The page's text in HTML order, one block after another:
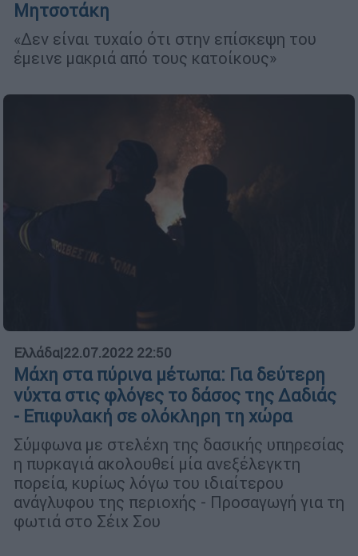
Μητσοτάκη
«Δεν είναι τυχαίο ότι στην επίσκεψη του
έμεινε μακριά από τους κατοίκους»
Ελλάδα|22.07.2022 22:50
Mάχη στα πύρινα μέτωπα: Για δεύτερη
νύχτα στις φλόγες το δάσος της Δαδιάς
- Επιφυλακή σε ολόκληρη τη χώρα
Σύμφωνα με στελέχη της δασικής υπηρεσίας
η πυρκαγιά ακολουθεί μία ανεξέλεγκτη
πορεία, κυρίως λόγω του ιδιαίτερου
ανάγλυφου της περιοχής - Προσαγωγή για τη
φωτιά στο Σέιχ Σου